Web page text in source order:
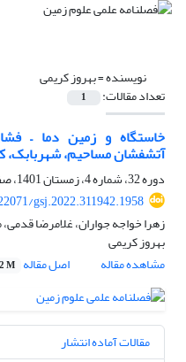
نویسنده =بهروز کریمی
تعداد مقالات: 1
خاستگاه و زمین دما –
آتشفشان مساحیم، شهربابک،
دوره 32، شماره 4، زمستان 1401، صفحه
gsj.2022.311942.1958
زهرا خواجه جواران، غلامرضا
بهروز کریمی
مشاهده مقاله
اصل مقاله M
مقالات آماده انتشار